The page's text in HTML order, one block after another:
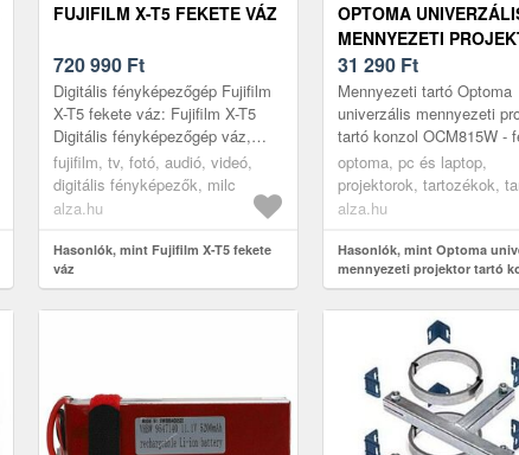
FUJIFILM X-T5 FEKETE VÁZ
720 990 Ft
Digitális fényképezőgép Fujifilm
X-T5 fekete váz: Fujifilm X-T5
Digitális fényképezőgép váz,
feketeKészüljön fel, hogy a
fotózás egy teljesen új sz...
fujifilm, tv, fotó, audió, videó,
digitális fényképezők, milc
alza.hu
Hasonlók, mint Fujifilm X-T5 fekete
váz
OPTOMA
MENNYEZETI
TARTÓ KONZOL
FEKETE (576-826 MM)
31 290 Ft
Mennyezeti tartó Optoma
univerzális mennyezeti
tartó konzol OCM815W -
(576-826 mm): Széles
alkalmazható tartóAz
OCM8...
optoma, pc és laptop,
projektorok, tartozékok,
alza.hu
Hasonlók, mint Optoma
mennyezeti projektor tartó
OCM815W - fekete (576-826